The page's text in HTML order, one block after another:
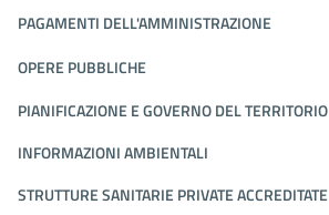
PAGAMENTI DELL'AMMINISTRAZIONE
OPERE PUBBLICHE
PIANIFICAZIONE E GOVERNO DEL TERRITORIO
INFORMAZIONI AMBIENTALI
STRUTTURE SANITARIE PRIVATE ACCREDITATE